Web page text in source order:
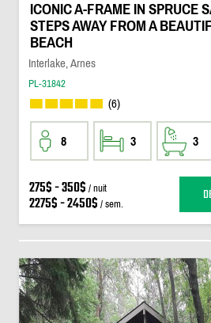
ICONIC A-FRAME IN SPRUCE
STEPS AWAY FROM A
BEACH
Interlake, Arnes
PL-31842
(6)
8 3 3
275$ - 350$ / nuit
2275$ - 2450$ / sem.